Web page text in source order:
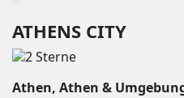
ATHENS CITY
Athen, Athen &